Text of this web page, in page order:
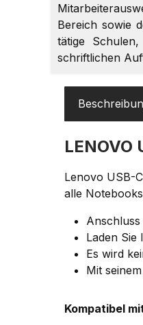
Bereich sowie
tätige
schriftlichen
Lenovo USB-
alle
Laden Sie
Es wird
Mit
Kompatibel